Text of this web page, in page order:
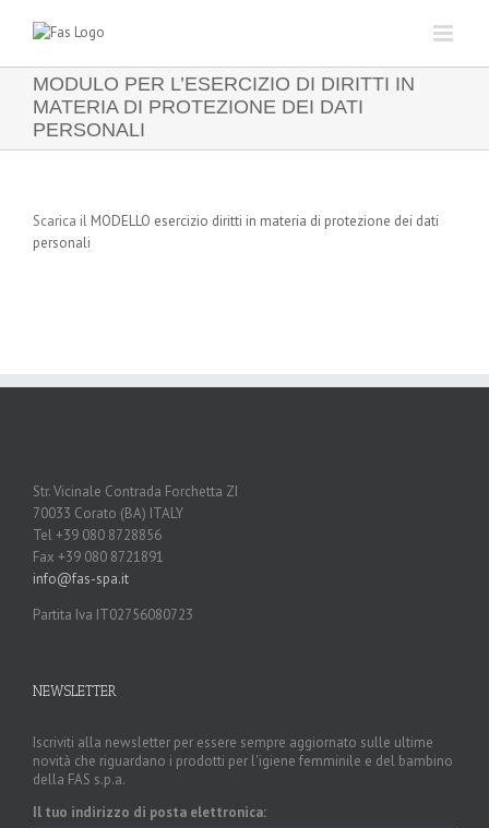
MODULO PER L’ESERCIZIO DI DIRITTI IN
MATERIA DI PROTEZIONE DEI DATI
PERSONALI
Scarica il MODELLO esercizio diritti in materia di protezione dei dati
personali
Str. Vicinale Contrada Forchetta ZI
70033 Corato (BA) ITALY
Tel +39 080 8728856
Fax +39 080 8721891
info@fas-spa.it
Partita Iva IT02756080723
NEWSLETTER
Iscriviti alla newsletter per essere sempre aggiornato sulle ultime
novità che riguardano i prodotti per l'igiene femminile e del bambino
della FAS s.p.a.
Il tuo indirizzo di posta elettronica: